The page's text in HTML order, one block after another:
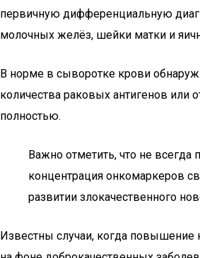
первичную дифференциальную
молочных желёз, шейки матки и
В норме в сыворотке крови
количества раковых антигенов или
полностью.
Важно отметить, что не
концентрация онкомаркеров
развитии злокачественного
Известны случаи, когда повышение